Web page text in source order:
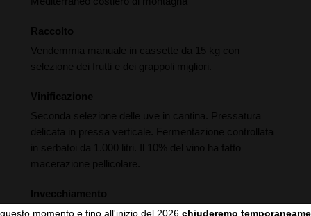
Raccolto
Vendemmia manuale in cassette da 15 kg con
selezione dei frutti e dei grappoli migliori.
Vinificazione
Seconda selezione delle uve in cantina. Pressatura
delicata in pressa verticale. Fermentazione controllata
in serbatoi da 1.000 litri. Il 10% del vino ha fatto
macerazione pellicolare.
Invecchiamento
6 mesi in depositi di acciaio inox.
momento e fino all'inizio del 2026 chiuderemo